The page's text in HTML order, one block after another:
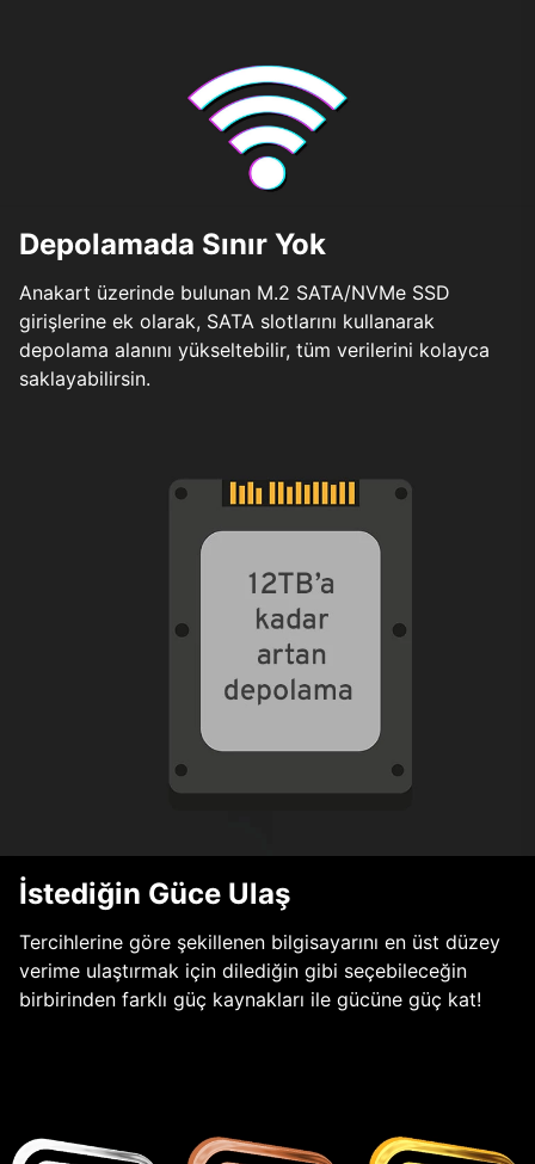
Depolamada Sınır Yok
Anakart üzerinde bulunan M.2 SATA/NVMe SSD
girişlerine ek olarak, SATA slotlarını kullanarak
depolama alanını yükseltebilir, tüm verilerini kolayca
saklayabilirsin.
İstediğin Güce Ulaş
Tercihlerine göre şekillenen bilgisayarını en üst düzey
verime ulaştırmak için dilediğin gibi seçebileceğin
birbirinden farklı güç kaynakları ile gücüne güç kat!